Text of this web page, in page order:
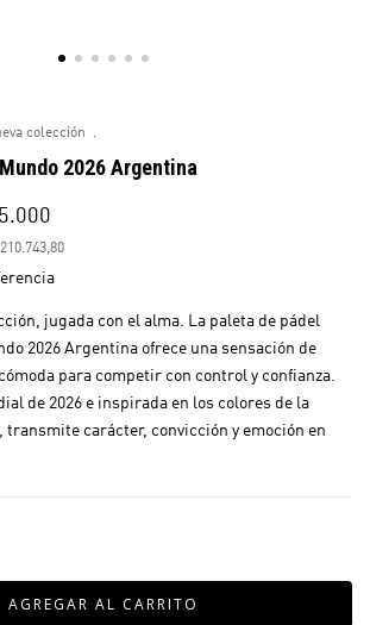
colección .
2026 Argentina
jugada con el alma. La paleta de pádel
2026 Argentina ofrece una sensación de
para competir con control y confianza.
de 2026 e inspirada en los colores de la
transmite carácter, convicción y emoción en